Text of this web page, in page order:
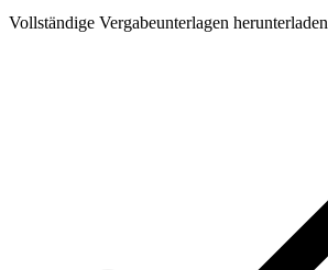
Vollständige Vergabeunterlagen herunterladen